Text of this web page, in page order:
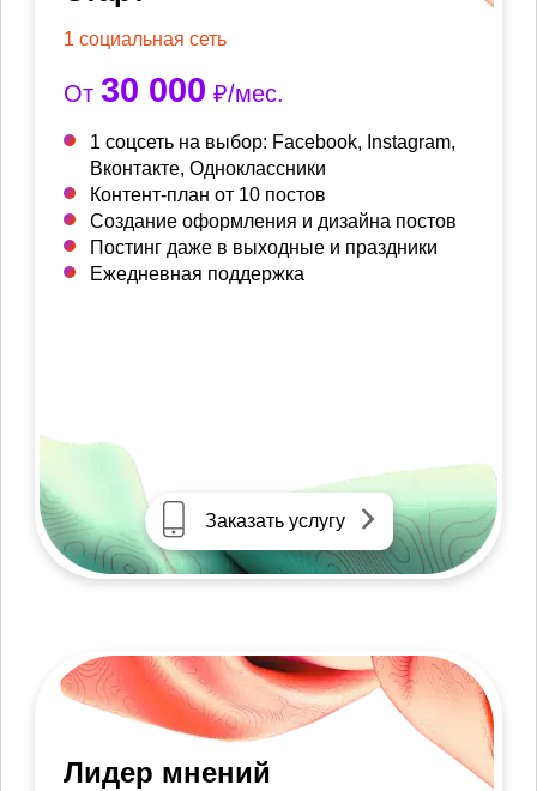
1 социальная сеть
От 30 000 ₽/мес.
1 соцсеть на выбор: Facebook, Instagram,
Вконтакте, Одноклассники
Контент-план от 10 постов
Создание оформления и дизайна постов
Постинг даже в выходные и праздники
Ежедневная поддержка
Заказать услугу
Лидер мнений